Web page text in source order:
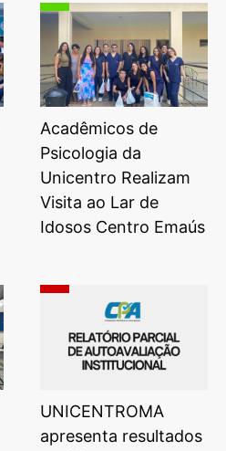
Acadêmicos de
Psicologia da
Unicentro Realizam
Visita ao Lar de
Idosos Centro Emaús
UNICENTROMA
apresenta resultados